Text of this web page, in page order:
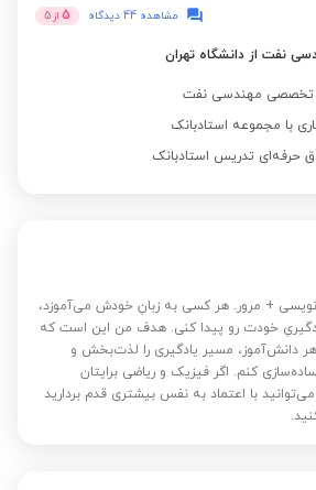
مشاهده 44 دیدگاه 5 از 5
نفت از دانشگاه تهران
با مجموعه استادبانک
حرفه‌ای تدریس استادبانک
+ مرور. هر کسی به زبانِ خودش می‌آموزد،
خودت رو پیدا کنی. هدف من این است که
هر دانش‌آموز، مسیر یادگیری را لذت‌بخش و
کنم. اگر فیزیک و ریاضی برایتان
با اعتماد به نفس بیشتری قدم بردارید